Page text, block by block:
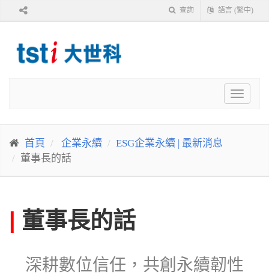
查詢 語言 (繁中)
Toggle
首頁 企業永續
ESG企業永續 | 最新消息
董事長的話
| 董事長的話
深耕數位信任，共創永續韌性